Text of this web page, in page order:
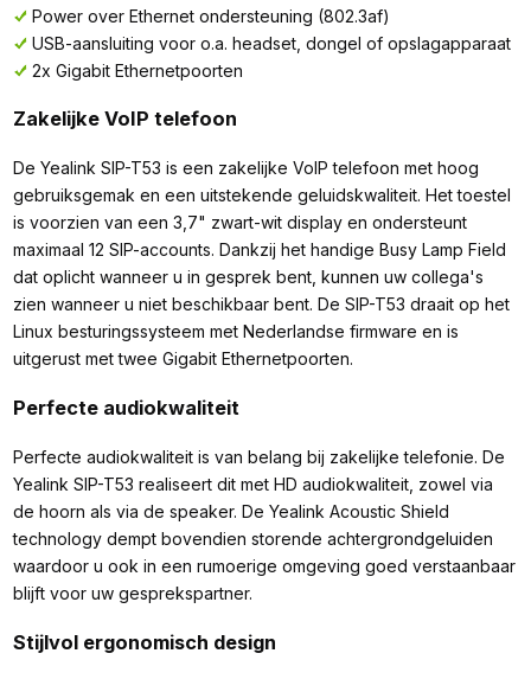
Power over Ethernet ondersteuning (802.3af)
USB-aansluiting voor o.a. headset, dongel of opslagapparaat
2x Gigabit Ethernetpoorten
Zakelijke VoIP telefoon
De Yealink SIP-T53 is een zakelijke VoIP telefoon met hoog
gebruiksgemak en een uitstekende geluidskwaliteit. Het toestel
is voorzien van een 3,7" zwart-wit display en ondersteunt
maximaal 12 SIP-accounts. Dankzij het handige Busy Lamp Field
dat oplicht wanneer u in gesprek bent, kunnen uw collega's
zien wanneer u niet beschikbaar bent. De SIP-T53 draait op het
Linux besturingssysteem met Nederlandse firmware en is
uitgerust met twee Gigabit Ethernetpoorten.
Perfecte audiokwaliteit
Perfecte audiokwaliteit is van belang bij zakelijke telefonie. De
Yealink SIP-T53 realiseert dit met HD audiokwaliteit, zowel via
de hoorn als via de speaker. De Yealink Acoustic Shield
technology dempt bovendien storende achtergrondgeluiden
waardoor u ook in een rumoerige omgeving goed verstaanbaar
blijft voor uw gesprekspartner.
Stijlvol ergonomisch design